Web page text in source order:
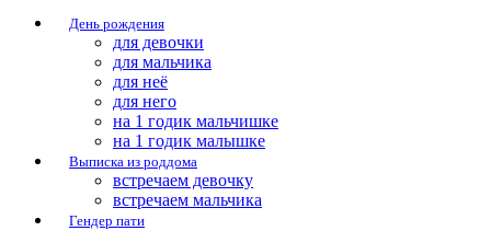
День рождения
для девочки
для мальчика
для неё
для него
на 1 годик мальчишке
на 1 годик малышке
Выписка из роддома
встречаем девочку
встречаем мальчика
Гендер пати